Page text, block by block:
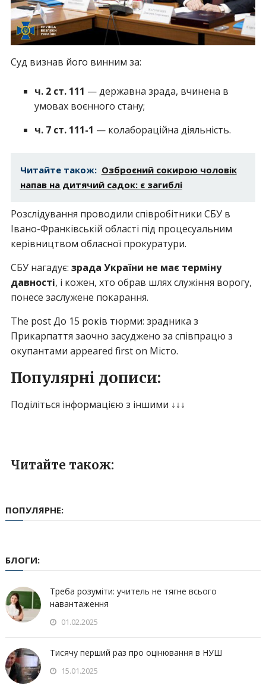
Суд визнав його винним за:
ч. 2 ст. 111 — державна зрада, вчинена в
умовах воєнного стану;
ч. 7 ст. 111-1 — колабораційна діяльність.
Читайте також: Озброєний сокирою чоловік
напав на дитячий садок: є загиблі
Розслідування проводили співробітники СБУ в
Івано-Франківській області під процесуальним
керівництвом обласної прокуратури.
СБУ нагадує: зрада України не має терміну
давності, і кожен, хто обрав шлях служіння ворогу,
понесе заслужене покарання.
The post До 15 років тюрми: зрадника з
Прикарпаття заочно засуджено за співпрацю з
окупантами appeared first on Місто.
Популярні дописи:
Поділіться інформацією з іншими ↓↓↓
Читайте також:
ПОПУЛЯРНЕ:
БЛОГИ:
Треба розуміти: учитель не тягне всього
навантаження
01.02.2025
Тисячу перший раз про оцінювання в НУШ
15.01.2025